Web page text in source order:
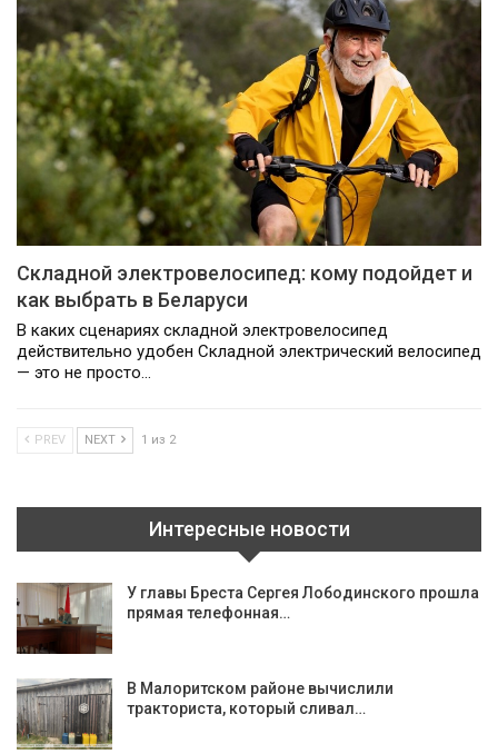
Складной электровелосипед: кому подойдет и
как выбрать в Беларуси
В каких сценариях складной электровелосипед
действительно удобен Складной электрический велосипед
— это не просто…
PREV NEXT 1 из 2
Интересные новости
У главы Бреста Сергея Лободинского прошла
прямая телефонная…
В Малоритском районе вычислили
тракториста, который сливал…